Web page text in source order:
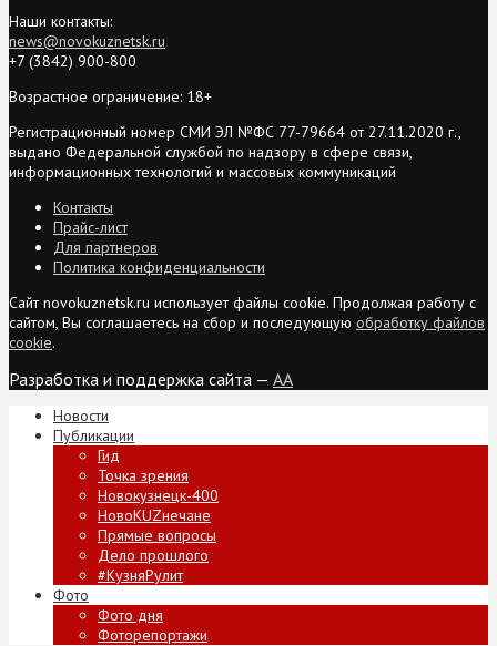
Наши контакты:
news@novokuznetsk.ru
+7 (3842) 900-800
Возрастное ограничение: 18+
Регистрационный номер СМИ ЭЛ №ФС 77-79664 от 27.11.2020 г.,
выдано Федеральной службой по надзору в сфере связи,
информационных технологий и массовых коммуникаций
Контакты
Прайс-лист
Для партнеров
Политика конфиденциальности
Сайт novokuznetsk.ru использует файлы cookie. Продолжая работу с
сайтом, Вы соглашаетесь на сбор и последующую обработку файлов
cookie.
Разработка и поддержка сайта — AA
Новости
Публикации
Гид
Точка зрения
Новокузнецк-400
НовоKUZнечане
Прямые вопросы
Дело прошлого
#КузняРулит
Фото
Фото дня
Фоторепортажи